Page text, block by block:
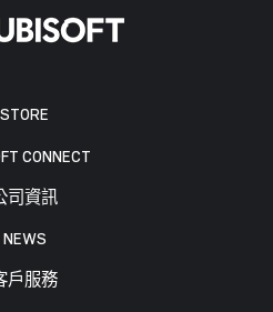
STORE
CONNECT
司資訊
NEWS
戶服務